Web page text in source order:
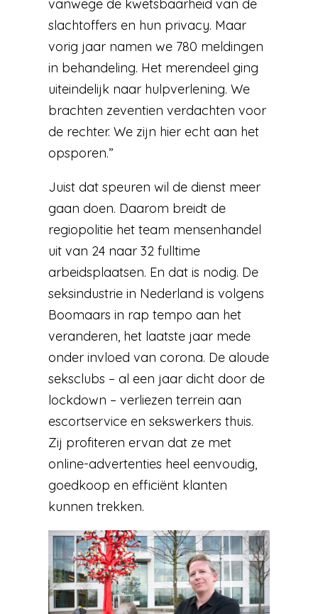
vanwege de kwetsbaarheid van de
slachtoffers en hun privacy. Maar
vorig jaar namen we 780 meldingen
in behandeling. Het merendeel ging
uiteindelijk naar hulpverlening. We
brachten zeventien verdachten voor
de rechter. We zijn hier echt aan het
opsporen.”
Juist dat speuren wil de dienst meer
gaan doen. Daarom breidt de
regiopolitie het team mensenhandel
uit van 24 naar 32 fulltime
arbeidsplaatsen. En dat is nodig. De
seksindustrie in Nederland is volgens
Boomaars in rap tempo aan het
veranderen, het laatste jaar mede
onder invloed van corona. De aloude
seksclubs – al een jaar dicht door de
lockdown – verliezen terrein aan
escortservice en sekswerkers thuis.
Zij profiteren ervan dat ze met
online-advertenties heel eenvoudig,
goedkoop en efficiënt klanten
kunnen trekken.